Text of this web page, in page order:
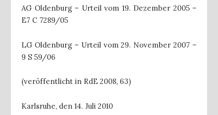
AG Oldenburg – Urteil vom 19. Dezember 2005 –
E7 C 7289/05
LG Oldenburg – Urteil vom 29. November 2007 –
9 S 59/06
(veröffentlicht in RdE 2008, 63)
Karlsruhe, den 14. Juli 2010